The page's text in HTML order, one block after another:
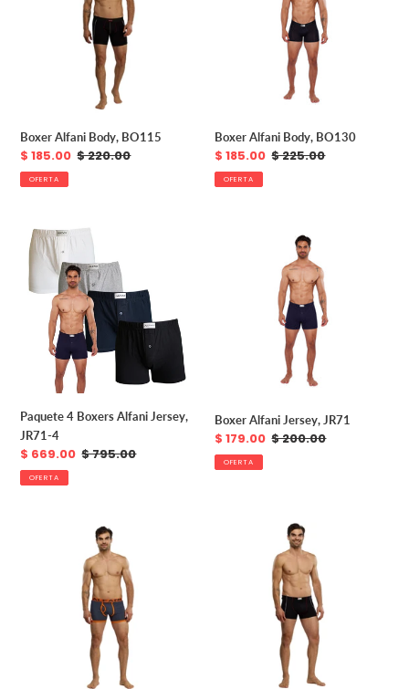
Boxer Alfani Body, BO115
Precio
de
venta
$ 185.00 Precio
$ 220.00
OFERTA
Boxer Alfani Body, BO130
Precio
de
venta
$ 185.00 Precio
$ 225.00
OFERTA
Paquete
Boxers
Alfani
Jersey,
JR71-
Paquete 4 Boxers Alfani Jersey,
JR71-4
Precio
de
venta
$ 669.00 Precio
$ 795.00
OFERTA
Boxer Alfani Jersey, JR71
Precio
de
venta
$ 179.00 Precio
$ 200.00
OFERTA